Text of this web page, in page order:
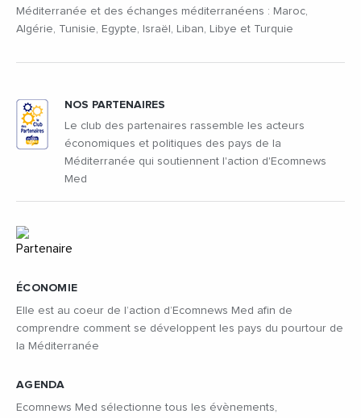
Méditerranée et des échanges méditerranéens : Maroc,
Algérie, Tunisie, Egypte, Israël, Liban, Libye et Turquie
ÉCONOMIE
Elle est au coeur de l’action d’Ecomnews Med afin de
comprendre comment se développent les pays du pourtour de
la Méditerranée
AGENDA
Ecomnews Med sélectionne tous les évènements,
NOS PARTENAIRES
Le club des partenaires rassemble les acteurs
économiques et politiques des pays de la
Méditerranée qui soutiennent l'action d'Ecomnews
Med